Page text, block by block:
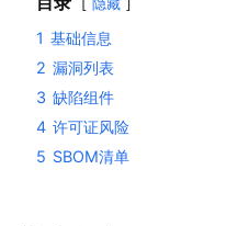
隐藏
1 基础信息
2 漏洞列表
3 缺陷组件
4 许可证风险
5 SBOM清单